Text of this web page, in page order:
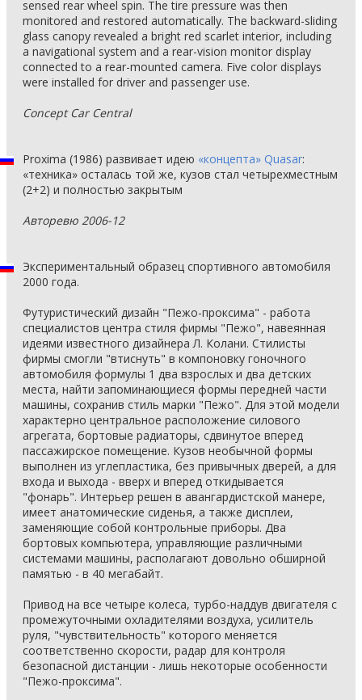
sensed rear wheel spin. The tire pressure was then
monitored and restored automatically. The backward-sliding
glass canopy revealed a bright red scarlet interior, including
a navigational system and a rear-vision monitor display
connected to a rear-mounted camera. Five color displays
were installed for driver and passenger use.
Concept Car Central
Proxima (1986) развивает идею «концепта» Quasar:
«техника» осталась той же, кузов стал четырехместным
(2+2) и полностью закрытым
Авторевю 2006-12
Экспериментальный образец спортивного автомобиля
2000 года.
Футуристический дизайн "Пежо-проксима" - работа
специалистов центра стиля фирмы "Пежо", навеянная
идеями известного дизайнера Л. Колани. Стилисты
фирмы смогли "втиснуть" в компоновку гоночного
автомобиля формулы 1 два взрослых и два детских
места, найти запоминающиеся формы передней части
машины, сохранив стиль марки "Пежо". Для этой модели
характерно центральное расположение силового
агрегата, бортовые радиаторы, сдвинутое вперед
пассажирское помещение. Кузов необычной формы
выполнен из углепластика, без привычных дверей, а для
входа и выхода - вверх и вперед откидывается
"фонарь". Интерьер решен в авангардистской манере,
имеет анатомические сиденья, а также дисплеи,
заменяющие собой контрольные приборы. Два
бортовых компьютера, управляющие различными
системами машины, располагают довольно обширной
памятью - в 40 мегабайт.
Привод на все четыре колеса, турбо-наддув двигателя с
промежуточными охладителями воздуха, усилитель
руля, "чувствительность" которого меняется
соответственно скорости, радар для контроля
безопасной дистанции - лишь некоторые особенности
"Пежо-проксима".